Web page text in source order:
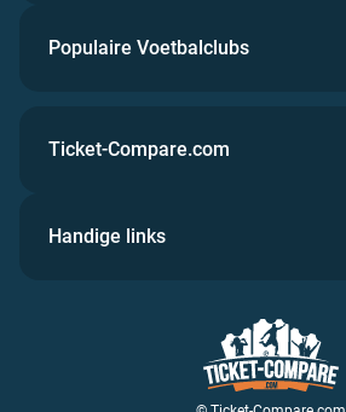
Populaire Voetbalclubs
Ticket-Compare.com
Handige links